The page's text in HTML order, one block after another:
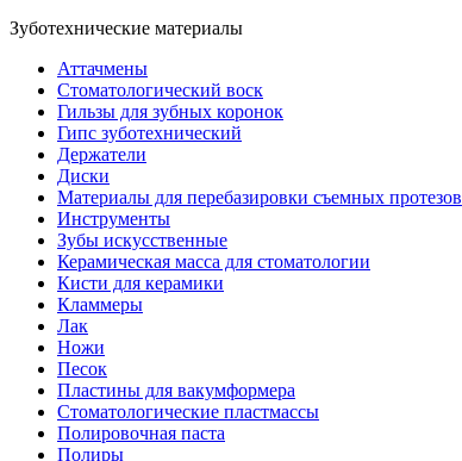
Зуботехнические материалы
Аттачмены
Стоматологический воск
Гильзы для зубных коронок
Гипс зуботехнический
Держатели
Диски
Материалы для перебазировки съемных протезов
Инструменты
Зубы искусственные
Керамическая масса для стоматологии
Кисти для керамики
Кламмеры
Лак
Ножи
Песок
Пластины для вакумформера
Стоматологические пластмассы
Полировочная паста
Полиры